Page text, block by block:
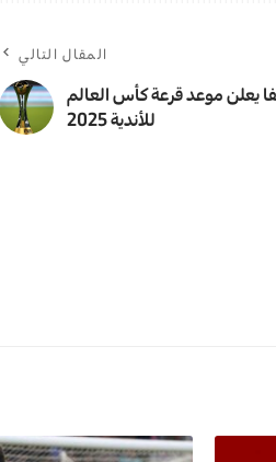
المقال التالي
يعلن موعد قرعة كأس العالم
للأندية 2025